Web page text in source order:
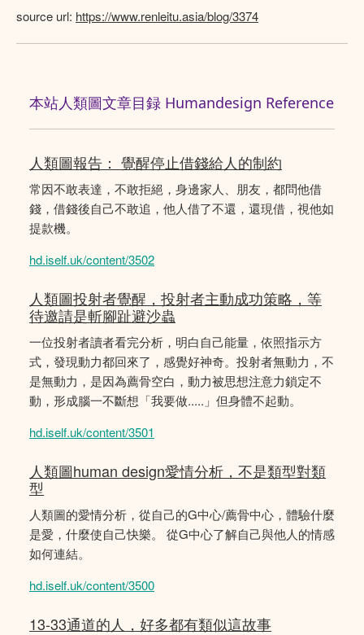
source url: https://www.renleitu.asia/blog/3374
本站人類圖文章目録 Humandesign Reference
人類圖報告： 覺醒停止借錢給人的制約
常因不敢表達，不敢拒絕，身邊家人、朋友，都問他借
錢，借錢後自己不敢追，他人借了不還，還現借，視他如
提款機。
hd.iself.uk/content/3502
人類圖投射者覺醒，投射者主動成功策略，等
待邀請是斬腳趾避沙蟲
一位投射者讀者看完分析，明白自己能量，依照指示方
式，發現動力都回來了，感覺好神奇。投射者無動力，不
是無動力，是因為薦骨空白，動力被思想注意力鎖定不
動，形成腦一不斷想「我要做.....」但身體不起動。
hd.iself.uk/content/3501
人類圖human design愛情分析，不是類型對類
型
人類圖的愛情分析，從自己的G中心/薦骨中心，體驗什麼
是愛，什麼使自己快樂。 從G中心了解自己與他人的情感
如何連結。
hd.iself.uk/content/3500
13-33通道的人，好多都有類似這故事